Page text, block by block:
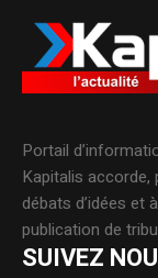
Portail
Kapitalis accorde,
débats d’idées et
publication de
SUIVEZ